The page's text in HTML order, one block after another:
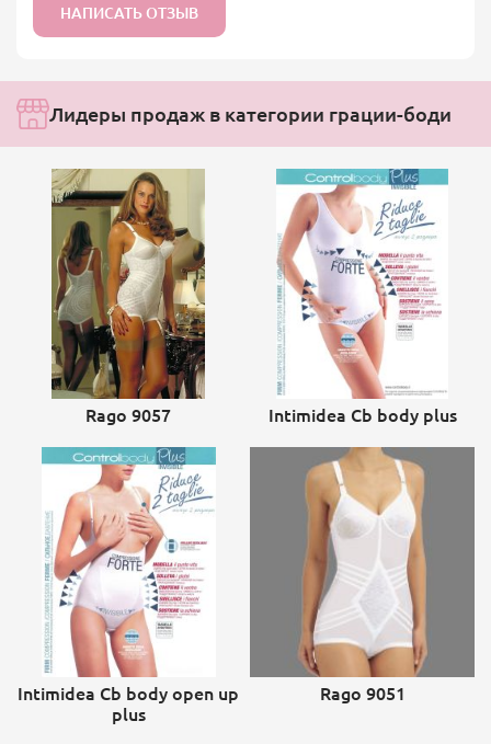
НАПИСАТЬ ОТЗЫВ
Лидеры продаж в категории грации-боди
Rago 9057 Intimidea Cb body plus
Intimidea Cb body open up
plus
Rago 9051